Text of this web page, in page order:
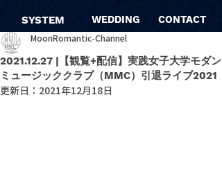
SYSTEM WEDDING CONTACT
2021.12.27 |【観覧+配信】実践女子大学モダン
ミュージッククラブ（MMC）引退ライブ2021
MoonRomantic-Channel
更新日： 2021年12月18日